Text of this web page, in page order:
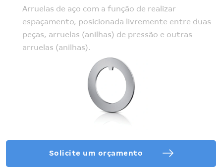
Arruelas de aço com a função de realizar
espaçamento, posicionada livremente entre duas
peças, arruelas (anilhas) de pressão e outras
arruelas (anilhas).
Solicite um orçamento